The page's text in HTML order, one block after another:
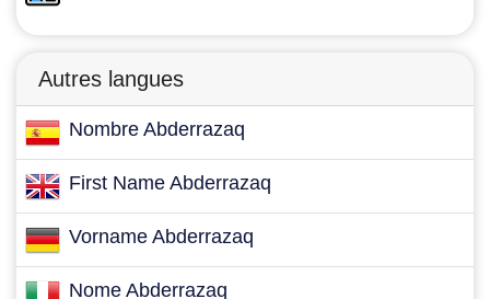
Autres langues
Nombre Abderrazaq
First Name Abderrazaq
Vorname Abderrazaq
Nome Abderrazaq